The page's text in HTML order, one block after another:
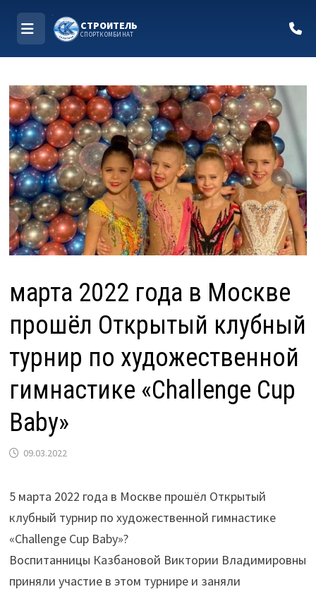
содержимому
МЕНЮ
СТРОИТЕЛЬ
СПОРТКОМБИНАТ
марта 2022 года в Москве
прошёл Открытый клубный
турнир по художественной
гимнастике «Challenge Cup
Baby»
09.03.2022
5 марта 2022 года в Москве прошёл Открытый
клубный турнир по художественной гимнастике
«Challenge Cup Baby»?
Воспитанницы Казбановой Виктории Владимировны
приняли участие в этом турнире и заняли